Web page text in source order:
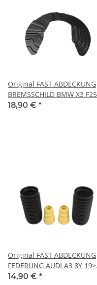
Original FAST ABDECKUNG
BREMSSCHILD BMW X3 F25
10> VORNE L X4 F26 KFZ
18,90 € *
Original FAST ABDECKUNG
FEDERUNG AUDI A3 8Y 19>
VORNE KOMPL. L+R KFZ
14,90 € *